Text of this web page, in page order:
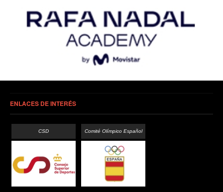
ENLACES DE INTERÉS
CSD Comité Olímpico Español